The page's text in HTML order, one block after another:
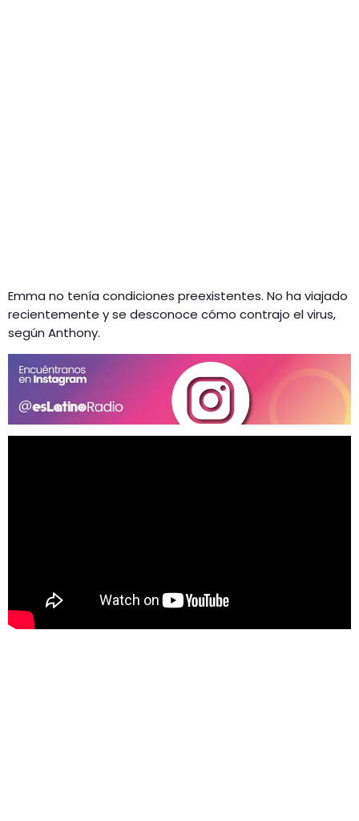
Emma no tenía condiciones preexistentes. No ha viajado
recientemente y se desconoce cómo contrajo el virus,
según Anthony.